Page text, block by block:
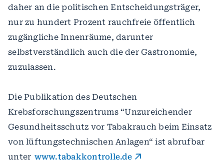
daher an die politischen Entscheidungsträger,
nur zu hundert Prozent rauchfreie öffentlich
zugängliche Innenräume, darunter
selbstverständlich auch die der Gastronomie,
zuzulassen.
Die Publikation des Deutschen
Krebsforschungszentrums “Unzureichender
Gesundheitsschutz vor Tabakrauch beim Einsatz
von lüftungstechnischen Anlagen“ ist abrufbar
unter www.tabakkontrolle.de